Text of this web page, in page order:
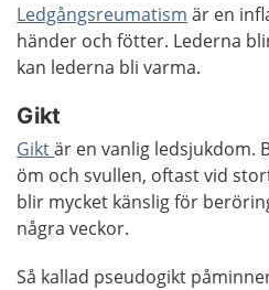
Ledgångsreumatism är en
händer och fötter. Lederna
kan lederna bli varma.
Gikt
Giktär en vanlig ledsjukdom.
öm och svullen, oftast vid
blir mycket känslig för
några veckor.
Så kallad pseudogikt